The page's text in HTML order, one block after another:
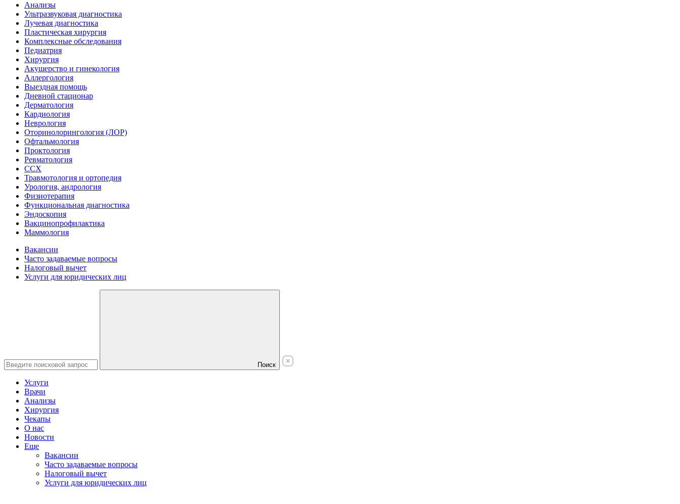
Анализы
Ультразвуковая диагностика
Лучевая диагностика
Пластическая хирургия
Комплексные обследования
Педиатрия
Хирургия
Акушерство и гинекология
Аллергология
Выездная помощь
Дневной стационар
Дерматология
Кардиология
Неврология
Оторинолорингология (ЛОР)
Офтальмология
Проктология
Ревматология
ССХ
Травмотология и ортопедия
Урология, андрология
Физиотерапия
Функциональная диагностика
Эндоскопия
Вакцинопрофилактика
Маммология
Вакансии
Часто задаваемые вопросы
Налоговый вычет
Услуги для юридических лиц
Поиск
Услуги
Врачи
Анализы
Хирургия
Чекапы
О нас
Новости
Еще
Вакансии
Часто задаваемые вопросы
Налоговый вычет
Услуги для юридических лиц